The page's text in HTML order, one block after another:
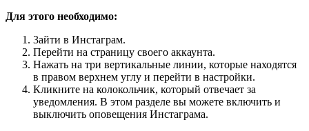
Для этого необходимо:
3айти в Инстаграм.
Перейти на страницу своего аккаунта.
Нажать на три вертикальные линии, которые находятся
в правом верхнем углу и перейти в настройки.
Кликните на колокольчик, который отвечает за
уведомления. В этом разделе вы можете включить и
выключить оповещения Инстаграма.